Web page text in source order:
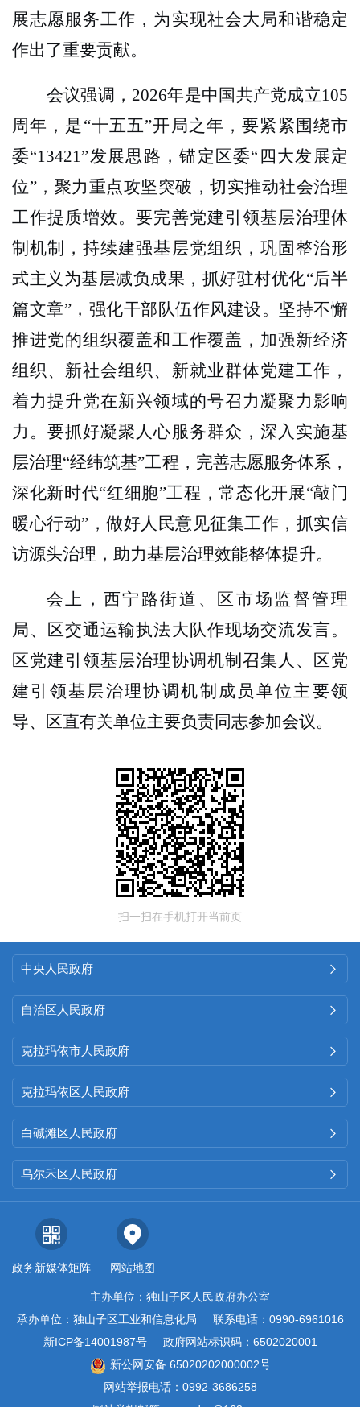
展志愿服务工作，为实现社会大局和谐稳定
作出了重要贡献。
会议强调， 2026年是中国共产党成立105
周年，是“十五五”开局之年，要紧紧围绕市
委“13421”发展思路，锚定区委“四大发展定
位”，聚力重点攻坚突破，切实推动社会治理
工作提质增效。要完善党建引领基层治理体
制机制，持续建强基层党组织，巩固整治形
式主义为基层减负成果，抓好驻村优化“后半
篇文章”，强化干部队伍作风建设。坚持不懈
推进党的组织覆盖和工作覆盖，加强新经济
组织、新社会组织、新就业群体党建工作，
着力提升党在新兴领域的号召力凝聚力影响
力。要抓好凝聚人心服务群众，深入实施基
层治理“经纬筑基”工程，完善志愿服务体系，
深化新时代“红细胞”工程，常态化开展“敲门
暖心行动”，做好人民意见征集工作，抓实信
访源头治理，助力基层治理效能整体提升。
会上，西宁路街道、区市场监督管理
局、区交通运输执法大队作现场交流发言。
区党建引领基层治理协调机制召集人、区党
建引领基层治理协调机制成员单位主要领
导、区直有关单位主要负责同志参加会议。
扫一扫在手机打开当前页
中央人民政府 
自治区人民政府 
克拉玛依市人民政府 
克拉玛依区人民政府 
白碱滩区人民政府 
乌尔禾区人民政府 
政务新媒体矩阵 网站地图
主办单位：独山子区人民政府办公室
承办单位：独山子区工业和信息化局
联系电话：0990-6961016
新ICP备14001987号
政府网站标识码：6502020001
新公网安备 65020202000002号
网站举报电话：0992-3686258